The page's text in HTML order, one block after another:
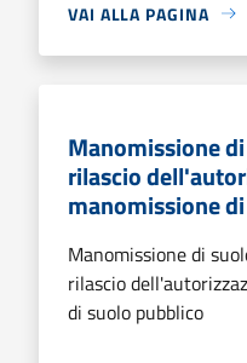
VAI ALLA PAGINA
Manomissione
rilascio
manomissione
Manomissione di
rilascio
di suolo pubblico